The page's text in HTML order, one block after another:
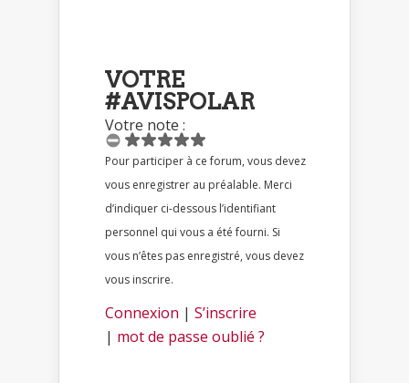
VOTRE
#AVISPOLAR
Votre note :
Pour participer à ce forum, vous devez
vous enregistrer au préalable. Merci
d’indiquer ci-dessous l’identifiant
personnel qui vous a été fourni. Si
vous n’êtes pas enregistré, vous devez
vous inscrire.
Connexion | S’inscrire
| mot de passe oublié ?